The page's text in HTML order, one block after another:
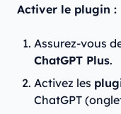
Activer le plugin :
Assurez-vous
ChatGPT Plus.
Activez les
ChatGPT